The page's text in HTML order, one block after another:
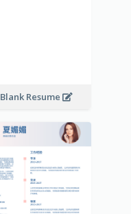
Blank Resume